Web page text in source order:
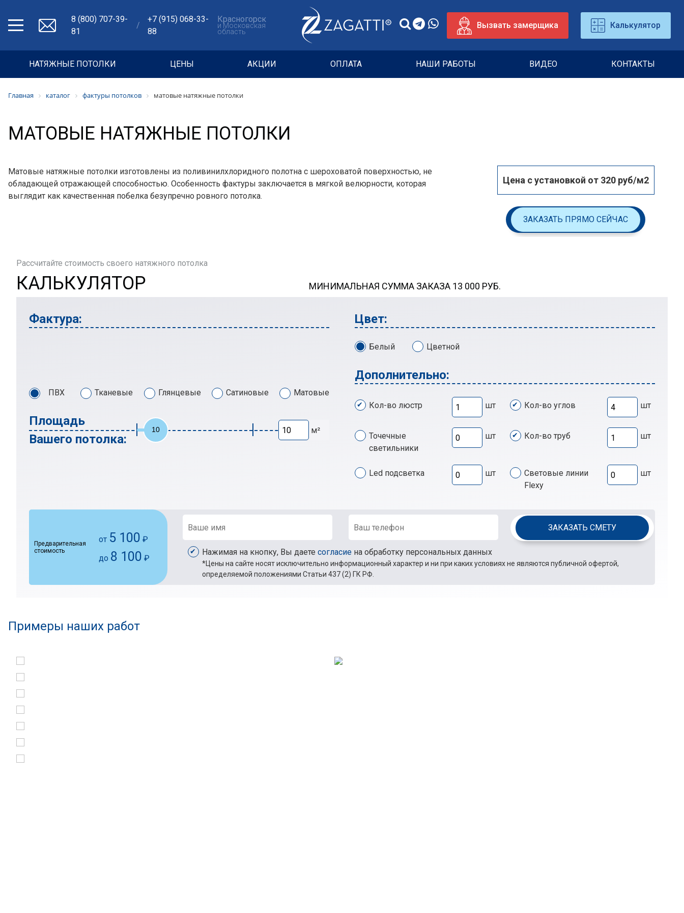
8 (800) 707-39-
81
/
+7 (915) 068-33-
88
Красногорск
и Московская
область
Вызвать замерщика Калькулятор
НАТЯЖНЫЕ ПОТОЛКИ ЦЕНЫ АКЦИИ ОПЛАТА НАШИ РАБОТЫ ВИДЕО КОНТАКТЫ
Главная каталог фактуры потолков матовые натяжные потолки
МАТОВЫЕ НАТЯЖНЫЕ ПОТОЛКИ
Матовые натяжные потолки изготовлены из поливинилхлоридного полотна с шероховатой поверхностью, не
обладающей отражающей способностью. Особенность фактуры заключается в мягкой велюрности, которая
выглядит как качественная побелка безупречно ровного потолка.
Цена с установкой от 320 руб/м2
ЗАКАЗАТЬ ПРЯМО СЕЙЧАС
Рассчитайте стоимость своего натяжного потолка
КАЛЬКУЛЯТОР МИНИМАЛЬНАЯ СУММА ЗАКАЗА 13 000 РУБ.
Фактура:
ПВХ Тканевые Глянцевые Сатиновые Матовые
Площадь
Вашего потолка:
10 м²
Цвет:
Белый Цветной
Дополнительно:
Кол-во люстр шт Кол-во углов шт
Точечные
светильники
шт Кол-во труб шт
Led подсветка шт
Световые линии
Flexy
шт
Предварительная
стоимость
от 5 100 ₽
до 8 100 ₽
ЗАКАЗАТЬ СМЕТУ
Нажимая на кнопку, Вы даете согласие на обработку персональных данных
*Цены на сайте носят исключительно информационный характер и ни при каких условиях не являются публичной офертой,
определяемой положениями Статьи 437 (2) ГК РФ.
Примеры наших работ